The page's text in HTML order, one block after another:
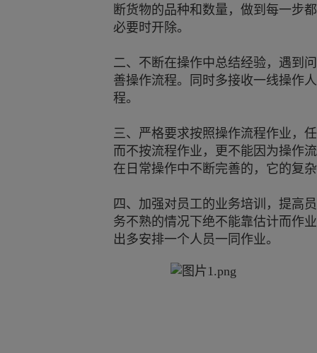
断货物的品种和数量，做到每一步
必要时开除。
二、不断在操作中总结经验，遇到
善操作流程。同时多接收一线操作
程。
三、严格要求按照操作流程作业，
而不按流程作业，更不能因为操作
在日常操作中不断完善的，它的复
四、加强对员工的业务培训，提高
务不熟的情况下绝不能靠估计而作
出多安排一个人员一同作业。